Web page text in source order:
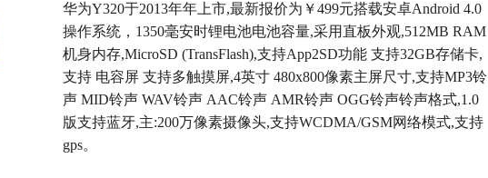
华为Y320于2013年年上市,最新报价为￥499元搭载安卓Android 4.0
操作系统，1350毫安时锂电池电池容量,采用直板外观,512MB RAM
机身内存,MicroSD (TransFlash),支持App2SD功能 支持32GB存储卡,
支持 电容屏 支持多触摸屏,4英寸 480x800像素主屏尺寸,支持MP3铃
声 MID铃声 WAV铃声 AAC铃声 AMR铃声 OGG铃声铃声格式,1.0
版支持蓝牙,主:200万像素摄像头,支持WCDMA/GSM网络模式,支持
gps。